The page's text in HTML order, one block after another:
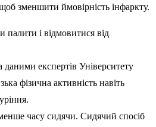
зменшити ймовірність інфаркту.
палити і відмовитися від
даними експертів Університету
фізична активність навіть
часу сидячи. Сидячий спосіб